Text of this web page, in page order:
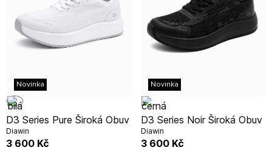
Novinka
D3 Series Pure Široká Obuv
Diawin
3 600 Kč
Novinka
D3 Series Noir Široká Obuv
Diawin
3 600 Kč